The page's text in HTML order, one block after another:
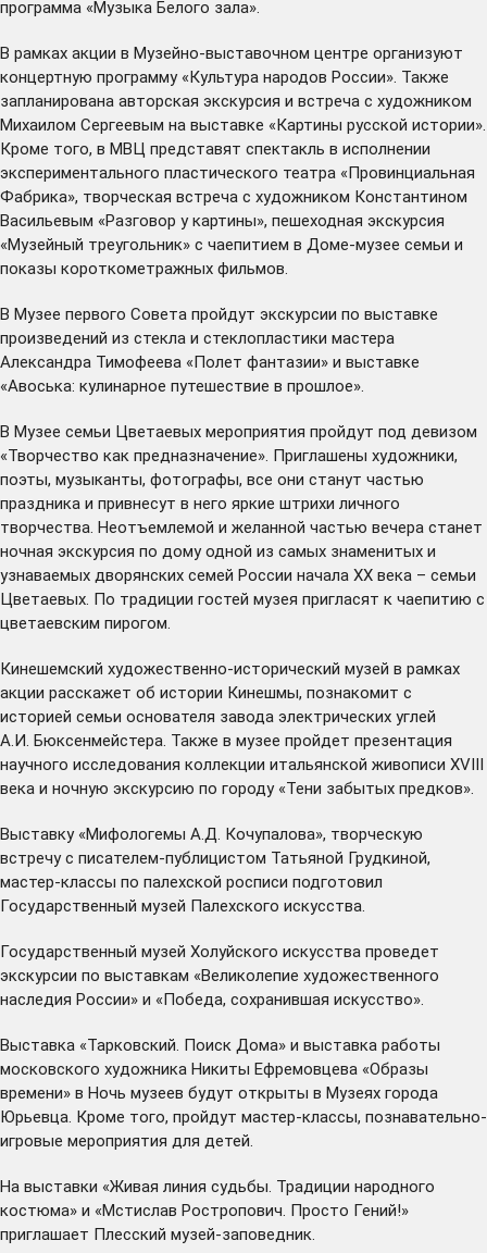
программа «Музыка Белого зала».
В рамках акции в Музейно-выставочном центре организуют
концертную программу «Культура народов России». Также
запланирована авторская экскурсия и встреча с художником
Михаилом Сергеевым на выставке «Картины русской истории».
Кроме того, в МВЦ представят спектакль в исполнении
экспериментального пластического театра «Провинциальная
Фабрика», творческая встреча с художником Константином
Васильевым «Разговор у картины», пешеходная экскурсия
«Музейный треугольник» с чаепитием в Доме-музее семьи и
показы короткометражных фильмов.
В Музее первого Совета пройдут экскурсии по выставке
произведений из стекла и стеклопластики мастера
Александра Тимофеева «Полет фантазии» и выставке
«Авоська: кулинарное путешествие в прошлое».
В Музее семьи Цветаевых мероприятия пройдут под девизом
«Творчество как предназначение». Приглашены художники,
поэты, музыканты, фотографы, все они станут частью
праздника и привнесут в него яркие штрихи личного
творчества. Неотъемлемой и желанной частью вечера станет
ночная экскурсия по дому одной из самых знаменитых и
узнаваемых дворянских семей России начала XX века – семьи
Цветаевых. По традиции гостей музея пригласят к чаепитию с
цветаевским пирогом.
Кинешемский художественно-исторический музей в рамках
акции расскажет об истории Кинешмы, познакомит с
историей семьи основателя завода электрических углей
А.И. Бюксенмейстера. Также в музее пройдет презентация
научного исследования коллекции итальянской живописи XVIII
века и ночную экскурсию по городу «Тени забытых предков».
Выставку «Мифологемы А.Д. Кочупалова», творческую
встречу с писателем-публицистом Татьяной Грудкиной,
мастер-классы по палехской росписи подготовил
Государственный музей Палехского искусства.
Государственный музей Холуйского искусства проведет
экскурсии по выставкам «Великолепие художественного
наследия России» и «Победа, сохранившая искусство».
Выставка «Тарковский. Поиск Дома» и выставка работы
московского художника Никиты Ефремовцева «Образы
времени» в Ночь музеев будут открыты в Музеях города
Юрьевца. Кроме того, пройдут мастер-классы, познавательно-
игровые мероприятия для детей.
На выставки «Живая линия судьбы. Традиции народного
костюма» и «Мстислав Ростропович. Просто Гений!»
приглашает Плесский музей-заповедник.